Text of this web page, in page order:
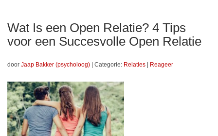
Wat Is een Open Relatie? 4 Tips
voor een Succesvolle Open Relatie
door Jaap Bakker (psycholoog) Categorie: Relaties Reageer